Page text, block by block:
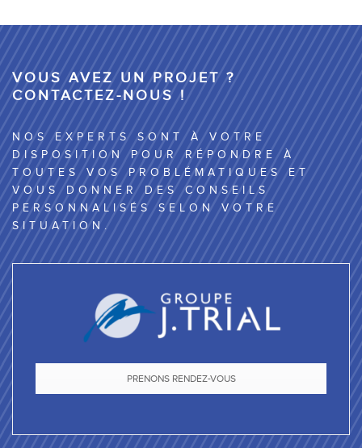
VOUS AVEZ UN PROJET ?
CONTACTEZ-NOUS !
NOS EXPERTS SONT À VOTRE
DISPOSITION POUR RÉPONDRE À
TOUTES VOS PROBLÉMATIQUES ET
VOUS DONNER DES CONSEILS
PERSONNALISÉS SELON VOTRE
SITUATION.
PRENONS RENDEZ-VOUS